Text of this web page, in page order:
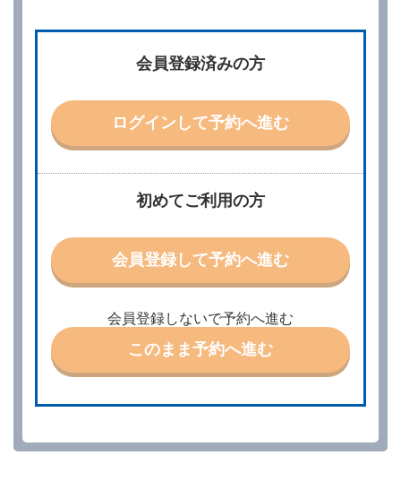
別に定める料金表等に同意のうえ、別に定める方法に
他の借受条件（以下「借受条件」といいます。）を明
示して予約の申込みを行うことができます。なお、当
社は、電話連絡並びに電子メールによる予約に応じま
責任を負わないものとします。
当社は、借受人から予約の申込みがあったときは、原
則として、当社の保有するレンタカーの範囲内で予約
特に認める場合を除き、別に定める予約申込金を支払
うものとします。
第３条（予約の変更）
借受人は、前条第１項の借受条件を変更しようとする
ときは、あらかじめ当社の承諾を受けなければならな
いものとします。
第４条（予約の取消し等）
ができます。
を１時間以上経過してもレンタカー貸渡契約（以下
初めてご利用の方
会員登録して予約へ進む
会員登録しないで予約へ進む
このまま予約へ進む
会員登録済みの方
ログインして予約へ進む